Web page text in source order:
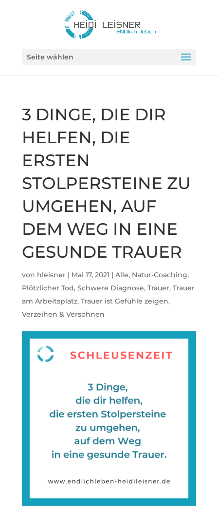
Seite wählen
3 DINGE, DIE DIR
HELFEN, DIE
ERSTEN
STOLPERSTEINE ZU
UMGEHEN, AUF
DEM WEG IN EINE
GESUNDE TRAUER
von hleisner| Mai 17, 2021 | Alle, Natur-Coaching,
Plötzlicher Tod, Schwere Diagnose, Trauer, Trauer
am Arbeitsplatz, Trauer ist Gefühle zeigen,
Verzeihen & Versöhnen